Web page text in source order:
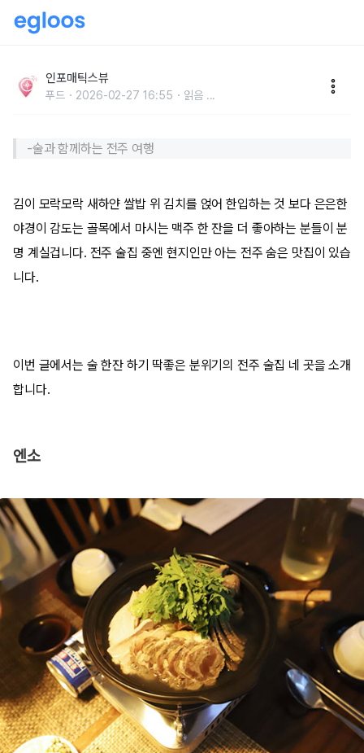
인포매틱스뷰
푸드 2026-02-27 16:55 읽음 ...
-술과 함께하는 전주 여행
김이 모락모락 새하얀 쌀밥 위 김치를 얹어 한입하는 것 보다 은은한
야경이 감도는 골목에서 마시는 맥주 한 잔을 더 좋아하는 분들이 분
명 계실겁니다. 전주 술집 중엔 현지인만 아는 전주 숨은 맛집이 있습
니다.
이번 글에서는 술 한잔 하기 딱좋은 분위기의 전주 술집 네 곳을 소개
합니다.
엔소